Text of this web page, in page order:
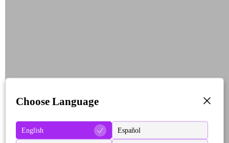
Choose Language
English Español